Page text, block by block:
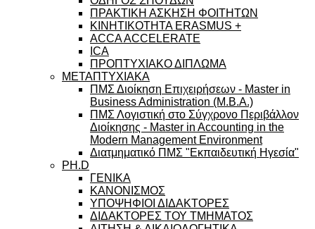
ΠΡΑΚΤΙΚΗ ΑΣΚΗΣΗ ΦΟΙΤΗΤΩΝ
ΚΙΝΗΤΙΚΟΤΗΤΑ ERASMUS +
ACCA ACCELERATE
ICA
ΠΡΟΠΤΥΧΙΑΚΟ ΔΙΠΛΩΜΑ
ΜΕΤΑΠΤΥΧΙΑΚΑ
ΠΜΣ Διοίκηση Επιχειρήσεων - Master in
Business Administration (M.B.A.)
ΠΜΣ Λογιστική στο Σύγχρονο Περιβάλλον
Διοίκησης - Master in Accounting in the
Modern Management Environment
Διατμηματικό ΠΜΣ "Εκπαιδευτική Ηγεσία"
PH.D
ΓΕΝΙΚΑ
ΚΑΝΟΝΙΣΜΟΣ
ΥΠΟΨΗΦΙΟΙ ΔΙΔΑΚΤΟΡΕΣ
ΔΙΔΑΚΤΟΡΕΣ ΤΟΥ ΤΜΗΜΑΤΟΣ